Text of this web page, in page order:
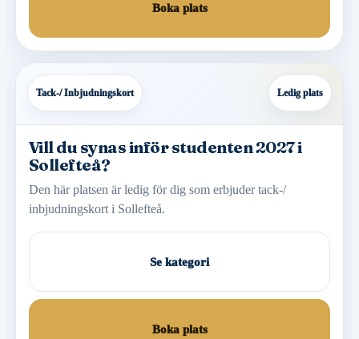
Boka plats
Tack-/ Inbjudningskort Ledig plats
Vill du synas inför studenten 2027 i
Sollefteå?
Den här platsen är ledig för dig som erbjuder tack-/
inbjudningskort i Sollefteå.
Se kategori
Boka plats